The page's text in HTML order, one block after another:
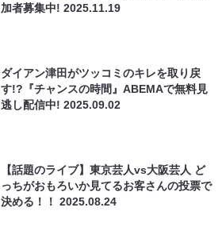
加者募集中!2025.11.19
ダイアン津田がツッコミのキレを取り戻
す!?『チャンスの時間』ABEMAで無料見
逃し配信中!2025.09.02
【話題のライブ】東京芸人vs大阪芸人 ど
っちがおもろいか見てるお客さんの投票で
決める！！2025.08.24